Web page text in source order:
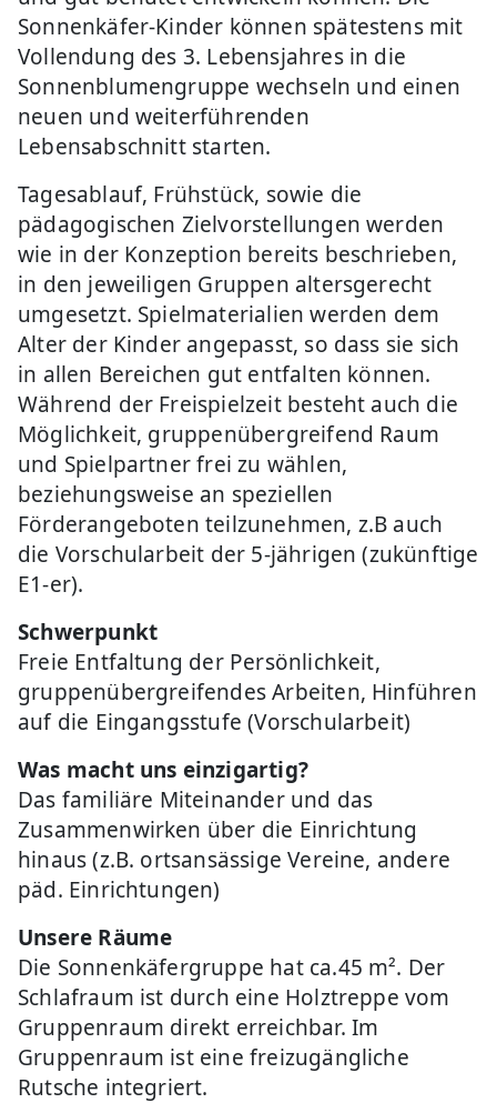
Sonnenkäfer-Kinder können spätestens mit
Vollendung des 3. Lebensjahres in die
Sonnenblumengruppe wechseln und einen
neuen und weiterführenden
Lebensabschnitt starten.
Tagesablauf, Frühstück, sowie die
pädagogischen Zielvorstellungen werden
wie in der Konzeption bereits beschrieben,
in den jeweiligen Gruppen altersgerecht
umgesetzt. Spielmaterialien werden dem
Alter der Kinder angepasst, so dass sie sich
in allen Bereichen gut entfalten können.
Während der Freispielzeit besteht auch die
Möglichkeit, gruppenübergreifend Raum
und Spielpartner frei zu wählen,
beziehungsweise an speziellen
Förderangeboten teilzunehmen, z.B auch
die Vorschularbeit der 5-jährigen (zukünftige
E1-er).
Schwerpunkt
Freie Entfaltung der Persönlichkeit,
gruppenübergreifendes Arbeiten, Hinführen
auf die Eingangsstufe (Vorschularbeit)
Was macht uns einzigartig?
Das familiäre Miteinander und das
Zusammenwirken über die Einrichtung
hinaus (z.B. ortsansässige Vereine, andere
päd. Einrichtungen)
Unsere Räume
Die Sonnenkäfergruppe hat ca.45 m². Der
Schlafraum ist durch eine Holztreppe vom
Gruppenraum direkt erreichbar. Im
Gruppenraum ist eine freizugängliche
Rutsche integriert.